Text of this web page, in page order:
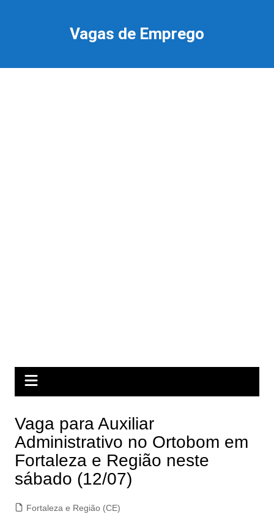
Vagas de Emprego
Vaga para Auxiliar
Administrativo no Ortobom em
Fortaleza e Região neste
sábado (12/07)
Fortaleza e Região (CE)